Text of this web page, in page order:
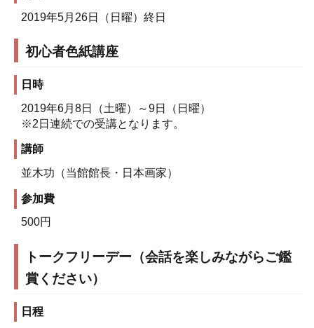
2019年5月26日（日曜）終日
初心者色紙講座
日時
2019年6月8日（土曜）～9日（日曜）
※2日連続での受講となります。
講師
並木功（当館館長・日本画家）
参加費
500円
トークフリーデー（会話を楽しみながらご鑑
賞ください）
日程